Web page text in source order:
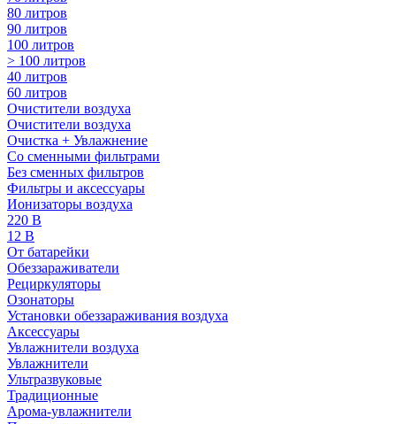
80 литров
90 литров
100 литров
> 100 литров
40 литров
60 литров
Очистители воздуха
Очистители воздуха
Очистка + Увлажнение
Cо сменными фильтрами
Без сменных фильтров
Фильтры и аксессуары
Ионизаторы воздуха
220 В
12 В
От батарейки
Обеззараживатели
Рециркуляторы
Озонаторы
Установки обеззараживания воздуха
Аксессуары
Увлажнители воздуха
Увлажнители
Ультразвуковые
Традиционные
Арома-увлажнители